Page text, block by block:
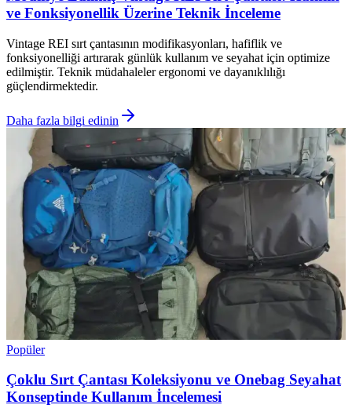
ve Fonksiyonellik Üzerine Teknik İnceleme
Vintage REI sırt çantasının modifikasyonları, hafiflik ve
fonksiyonelliği artırarak günlük kullanım ve seyahat için optimize
edilmiştir. Teknik müdahaleler ergonomi ve dayanıklılığı
güçlendirmektedir.
Daha fazla bilgi edinin
Popüler
Çoklu Sırt Çantası Koleksiyonu ve Onebag Seyahat
Konseptinde Kullanım İncelemesi